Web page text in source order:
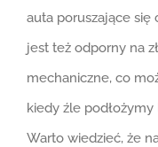
auta poruszające się
jest też odporny na
mechaniczne, co
kiedy źle
Warto wiedzieć, że